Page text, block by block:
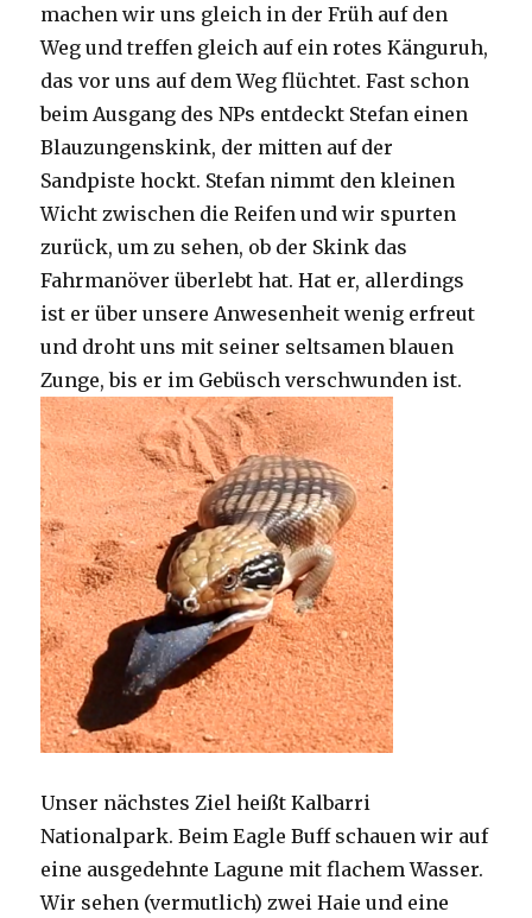
machen wir uns gleich in der Früh auf den
Weg und treffen gleich auf ein rotes Känguruh,
das vor uns auf dem Weg flüchtet. Fast schon
beim Ausgang des NPs entdeckt Stefan einen
Blauzungenskink, der mitten auf der
Sandpiste hockt. Stefan nimmt den kleinen
Wicht zwischen die Reifen und wir spurten
zurück, um zu sehen, ob der Skink das
Fahrmanöver überlebt hat. Hat er, allerdings
ist er über unsere Anwesenheit wenig erfreut
und droht uns mit seiner seltsamen blauen
Zunge, bis er im Gebüsch verschwunden ist.
Unser nächstes Ziel heißt Kalbarri
Nationalpark. Beim Eagle Buff schauen wir auf
eine ausgedehnte Lagune mit flachem Wasser.
Wir sehen (vermutlich) zwei Haie und eine